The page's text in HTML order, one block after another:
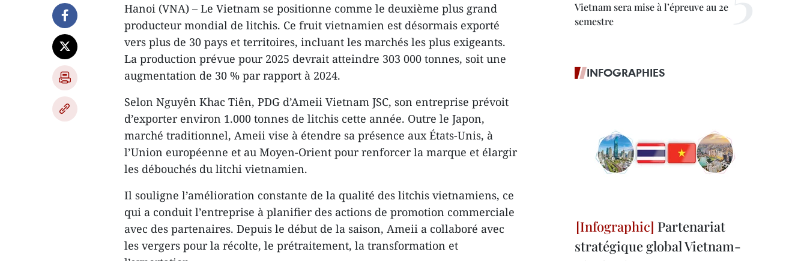
Hanoi (VNA) – Le Vietnam se positionne comme le deuxième plus grand
producteur mondial de litchis. Ce fruit vietnamien est désormais exporté
vers plus de 30 pays et territoires, incluant les marchés les plus exigeants.
La production prévue pour 2025 devrait atteindre 303 000 tonnes, soit une
augmentation de 30 % par rapport à 2024.
Selon Nguyên Khac Tiên, PDG d’Ameii Vietnam JSC, son entreprise prévoit
d’exporter environ 1.000 tonnes de litchis cette année. Outre le Japon,
marché traditionnel, Ameii vise à étendre sa présence aux États-Unis, à
l’Union européenne et au Moyen-Orient pour renforcer la marque et élargir
les débouchés du litchi vietnamien.
Il souligne l’amélioration constante de la qualité des litchis vietnamiens, ce
qui a conduit l’entreprise à planifier des actions de promotion commerciale
avec des partenaires. Depuis le début de la saison, Ameii a collaboré avec
les vergers pour la récolte, le prétraitement, la transformation et
Vietnam sera mise à l’épreuve au 2e
semestre
INFOGRAPHIES
Partenariat
stratégique global Vietnam-